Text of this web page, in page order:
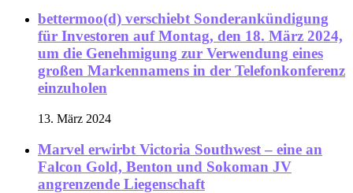
bettermoo(d) verschiebt Sonderankündigung
für Investoren auf Montag, den 18. März 2024,
um die Genehmigung zur Verwendung eines
großen Markennamens in der Telefonkonferenz
einzuholen
13. März 2024
Marvel erwirbt Victoria Southwest – eine an
Falcon Gold, Benton und Sokoman JV
angrenzende Liegenschaft